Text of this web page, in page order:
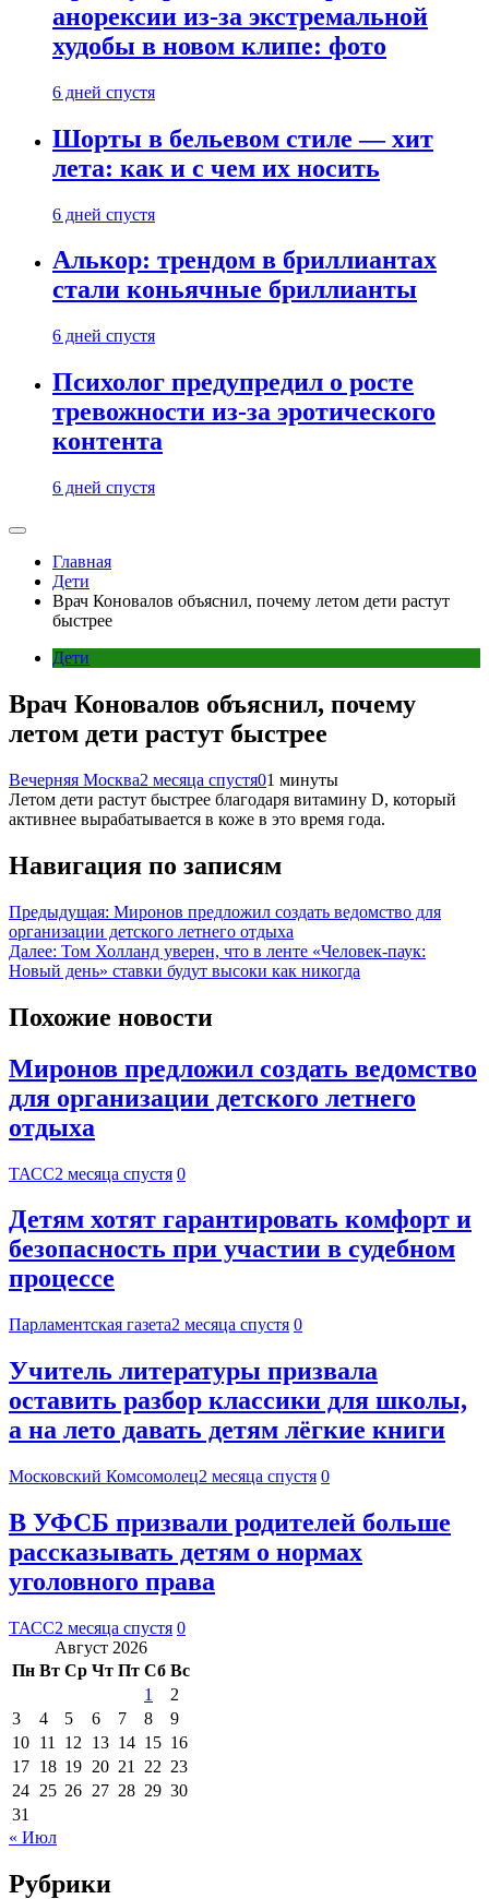
анорексии из-за экстремальной
худобы в новом клипе: фото
6 дней спустя
Шорты в бельевом стиле — хит
лета: как и с чем их носить
6 дней спустя
Алькор: трендом в бриллиантах
стали коньячные бриллианты
6 дней спустя
Психолог предупредил о росте
тревожности из-за эротического
контента
6 дней спустя
Главная
Дети
Врач Коновалов объяснил, почему летом дети растут
быстрее
Дети
Врач Коновалов объяснил, почему
летом дети растут быстрее
Вечерняя Москва2 месяца спустя01 минуты
Летом дети растут быстрее благодаря витамину D, который
активнее вырабатывается в коже в это время года.
Навигация по записям
Предыдущая: Миронов предложил создать ведомство для
организации детского летнего отдыха
Далее: Том Холланд уверен, что в ленте «Человек-паук:
Новый день» ставки будут высоки как никогда
Похожие новости
Миронов предложил создать ведомство
для организации детского летнего
отдыха
ТАСС2 месяца спустя 0
Детям хотят гарантировать комфорт и
безопасность при участии в судебном
процессе
Парламентская газета2 месяца спустя 0
Учитель литературы призвала
оставить разбор классики для школы,
а на лето давать детям лёгкие книги
Московский Комсомолец2 месяца спустя 0
В УФСБ призвали родителей больше
рассказывать детям о нормах
уголовного права
ТАСС2 месяца спустя 0
Август 2026
Пн Вт Ср Чт Пт Сб Вс
1
2
3
4 5 6 7 8
9
10 11 12 13 14 15 16
17 18 19 20 21 22 23
24 25 26 27 28 29 30
31
« Июл
Рубрики